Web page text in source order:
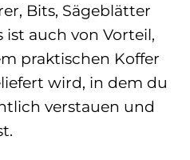
Bits, Sägeblätter
ist auch von Vorteil,
praktischen Koffer
wird, in dem du
verstauen und